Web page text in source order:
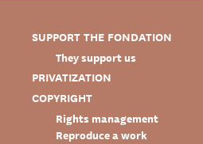
SUPPORT THE FONDATION
They support us
PRIVATIZATION
COPYRIGHT
Rights management
Reproduce a work